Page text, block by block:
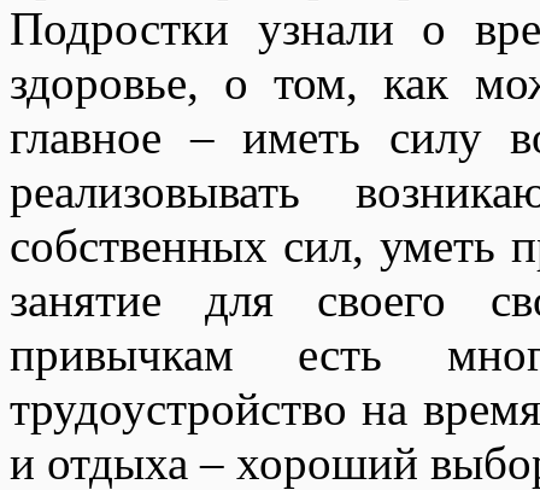
Подростки узнали о
здоровье, о том, как
главное – иметь силу
реализовывать
собственных сил, уметь
занятие для своего
привычкам есть
трудоустройство на
и отдыха – хороший